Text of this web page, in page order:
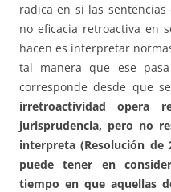
radica en si las
no eficacia retroactiva en
hacen es interpretar
tal manera que ese
corresponde desde que
irretroactividad opera
jurisprudencia, pero no
interpreta (Resolución de
puede tener en
tiempo en que aquellas